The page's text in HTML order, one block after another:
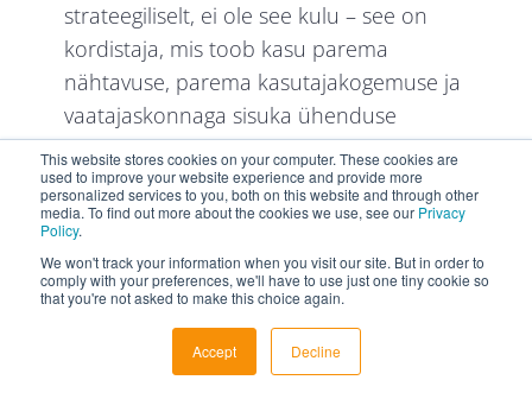
This website stores cookies on your computer. These cookies are
used to improve your website experience and provide more
personalized services to you, both on this website and through other
media. To find out more about the cookies we use, see our Privacy
Policy.
We won't track your information when you visit our site. But in order to
comply with your preferences, we'll have to use just one tiny cookie so
that you're not asked to make this choice again.
Accept Decline
strateegiliselt, ei ole see kulu – see on
kordistaja, mis toob kasu parema
nähtavuse, parema kasutajakogemuse ja
vaatajaskonnaga sisuka ühenduse
loomise kaudu.
Tegelik küsimus on: kas teie bränd võib
endale lubada selle vahelejätmist?
Kokkuvõte:
Transkriptsiooni muutev
jõud SEO jaoks